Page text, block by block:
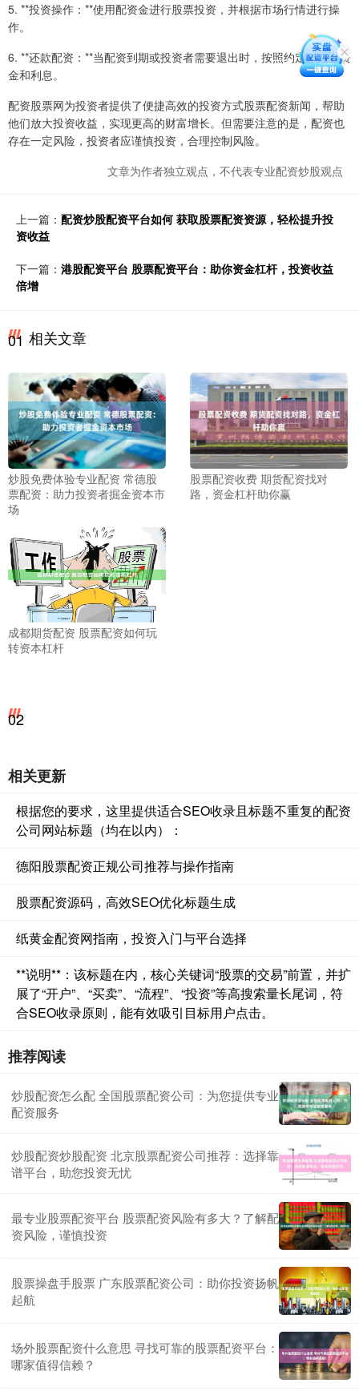
5. **投资操作：**使用配资金进行股票投资，并根据市场行情进行操
作。
6. **还款配资：**当配资到期或投资者需要退出时，按照约定还清配资
金和利息。
配资股票网为投资者提供了便捷高效的投资方式股票配资新闻，帮助
他们放大投资收益，实现更高的财富增长。但需要注意的是，配资也
存在一定风险，投资者应谨慎投资，合理控制风险。
文章为作者独立观点，不代表专业配资炒股观点
上一篇： 配资炒股配资平台如何 获取股票配资资源，轻松提升投
资收益
下一篇： 港股配资平台 股票配资平台：助你资金杠杆，投资收益
倍增
01 相关文章
炒股免费体验专业配资 常德股
票配资：助力投资者掘金资本市
场
股票配资收费 期货配资找对
路，资金杠杆助你赢
成都期货配资 股票配资如何玩
转资本杠杆
02
相关更新
根据您的要求，这里提供适合SEO收录且标题不重复的配资
公司网站标题（均在以内）：
德阳股票配资正规公司推荐与操作指南
股票配资源码，高效SEO优化标题生成
纸黄金配资网指南，投资入门与平台选择
**说明**：该标题在内，核心关键词“股票的交易”前置，并扩
展了“开户”、“买卖”、“流程”、“投资”等高搜索量长尾词，符
合SEO收录原则，能有效吸引目标用户点击。
推荐阅读
炒股配资怎么配 全国股票配资公司：为您提供专业
配资服务
炒股配资炒股配资 北京股票配资公司推荐：选择靠
谱平台，助您投资无忧
最专业股票配资平台 股票配资风险有多大？了解配
资风险，谨慎投资
股票操盘手股票 广东股票配资公司：助你投资扬帆
起航
场外股票配资什么意思 寻找可靠的股票配资平台：
哪家值得信赖？